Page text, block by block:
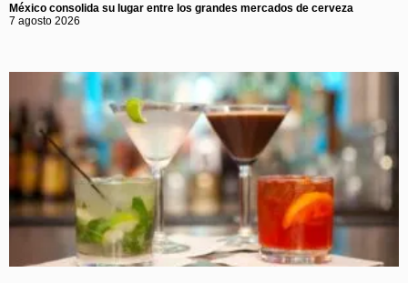
México consolida su lugar entre los grandes mercados de cerveza
7 agosto 2026